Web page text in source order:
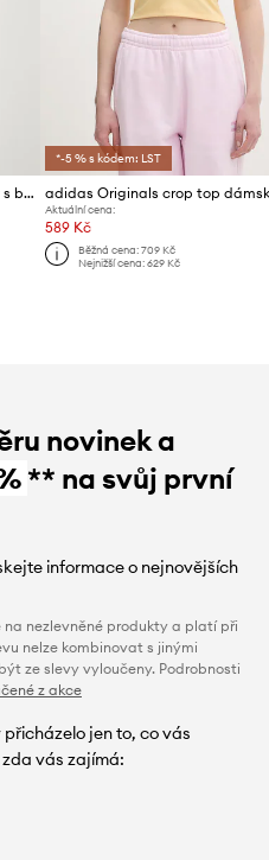
adidas Originals crop top dámský s bavlnou Heather
*-5 % s kódem: LST
adidas Originals crop top
Aktuální cena:
589 Kč
Běžná cena: 709 Kč
Nejnižší cena: 629 Kč
novinek a
** na svůj první
informace o nejnovějších
nezlevněné produkty a platí při
nelze kombinovat s jinými
ze slevy vyloučeny. Podrobnosti
z akce
jen to, co vás
vás zajímá: